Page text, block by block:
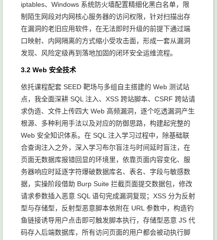
iptables、Windows 系统防火墙配置精细化黑白名单，限
制陌生网段对内网核心服务器的访问权限，针对扫描出存
在漏洞的老旧应用软件，在无法即时升级的前提下通过端
口映射、内网隔离的方式缩小受攻击面，形成一套从漏洞
发现、风险定级再到落地加固的闭环安全运维流程。
3.2 Web 安全技术
依托课程配套 SEED 靶场与多组自主搭建的 Web 测试站
点，我全面深耕 SQL 注入、XSS 跨站脚本、CSRF 跨站请
求伪造、文件上传四大 Web 高频漏洞，逐个吃透漏洞产生
根源、多种利用手法以及对应的防御思路，构建起完整的
Web 安全知识体系。在 SQL 注入学习过程中，除基础联
合查询注入之外，深入学习布尔盲注与时间延时盲注，在
页面无数据库报错回显的环境里，依靠页面内容变化、服
务器响应时延逐字符爆破数据库名、表名、字段与敏感数
据，实操阶段借助 Burp Suite 拦截页面提交数据包，修改
请求参数插入恶意 SQL 语句完成漏洞复现；XSS 分为反射
型与存储型，反射型恶意脚本依附在 URL 参数中，构造钓
鱼链接诱导用户点击即可触发脚本执行，存储型恶意 JS 代
码存入后端数据库，所有访问页面的用户都会被动执行脚